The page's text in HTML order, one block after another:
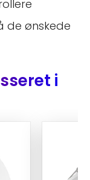
de ønskede
i